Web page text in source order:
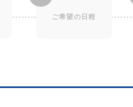
ご希望の日程